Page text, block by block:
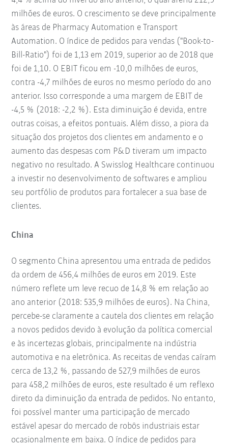
milhões de euros. O crescimento se deve principalmente
às áreas de Pharmacy Automation e Transport
Automation. O índice de pedidos para vendas ("Book-to-
Bill-Ratio") foi de 1,13 em 2019, superior ao de 2018 que
foi de 1,10. O EBIT ficou em -10,0 milhões de euros,
contra -4,7 milhões de euros no mesmo período do ano
anterior. Isso corresponde a uma margem de EBIT de
-4,5 % (2018: -2,2 %). Esta diminuição é devida, entre
outras coisas, a efeitos pontuais. Além disso, a piora da
situação dos projetos dos clientes em andamento e o
aumento das despesas com P&D tiveram um impacto
negativo no resultado. A Swisslog Healthcare continuou
a investir no desenvolvimento de softwares e ampliou
seu portfólio de produtos para fortalecer a sua base de
clientes.
China
O segmento China apresentou uma entrada de pedidos
da ordem de 456,4 milhões de euros em 2019. Este
número reflete um leve recuo de 14,8 % em relação ao
ano anterior (2018: 535,9 milhões de euros). Na China,
percebe-se claramente a cautela dos clientes em relação
a novos pedidos devido à evolução da política comercial
e às incertezas globais, principalmente na indústria
automotiva e na eletrônica. As receitas de vendas caíram
cerca de 13,2 %, passando de 527,9 milhões de euros
para 458,2 milhões de euros, este resultado é um reflexo
direto da diminuição da entrada de pedidos. No entanto,
foi possível manter uma participação de mercado
estável apesar do mercado de robôs industriais estar
ocasionalmente em baixa. O índice de pedidos para